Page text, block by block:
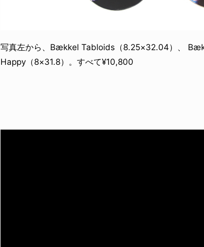
写真左から、Bækkel Tabloids（8.25×32.04）、
Happy（8×31.8）。すべて¥10,800